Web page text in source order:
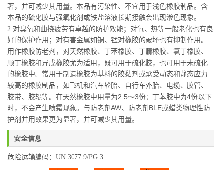
著，并可减少其用量。本品有污染性、不宜用于浅色橡胶制品。含
本品的硫化胶与强氧化剂或铁盐溶液长期接触会出现渗色现象。
2.对臭氧和曲挠疲劳有卓越的防护效能；对氧、热等一般老化也有良
好的保护作用；对有害金属如铜、锰对橡胶的破坏也有抑制作用。
用作橡胶防老剂，对天然橡胶、丁苯橡胶、丁腈橡胶、氯丁橡胶、
顺丁橡胶和异戊橡胶尤为适用，既可用于硫化胶，也可用于未硫化
的橡胶中。常用于制造橡胶为基料的胶黏剂或承受动态和静态应力
较高的橡胶制品，如飞机和汽车轮胎、自行车外胎、电缆、胶管、
胶带、胶辊等。在天然橡胶中用量为2.5～3份；丁苯胶中为4份以下
时，不会产生喷霜现象。与防老剂AW、防老剂BLE或蜡类物理性防
护剂并用效果更为显著，并可减少其用量。
安全信息
危险运输编码：UN 3077 9/PG 3